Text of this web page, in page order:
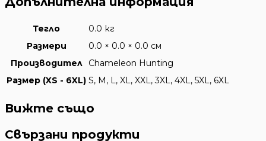
Тегло
0.0 кг
Размери
0.0 × 0.0 × 0.0 см
Производител
Chameleon Hunting
Размер (XS - 6XL) S, M, L, XL, XXL, 3XL, 4XL, 5XL, 6XL
Вижте също
Свързани продукти